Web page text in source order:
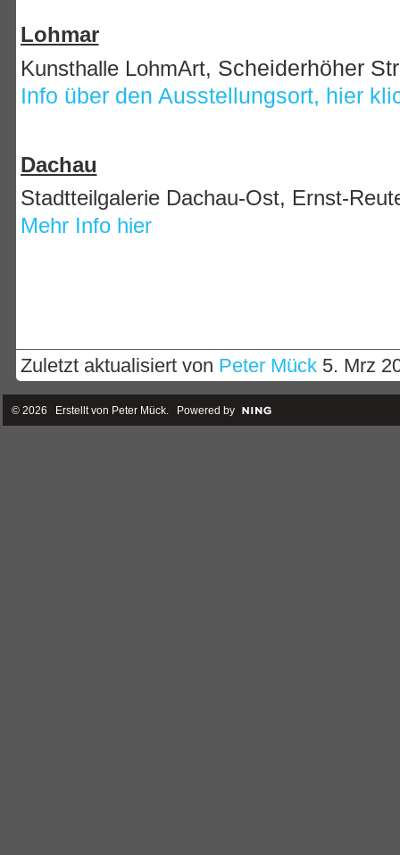
Lohmar
Kunsthalle LohmArt, Scheiderhöher
Info über den Ausstellungsort, hier
Dachau
Stadtteilgalerie Dachau-Ost, Ernst-
Mehr Info hier
Zuletzt aktualisiert von Peter Mück5. Mrz
© 2026 Erstellt von Peter Mück. Powered by